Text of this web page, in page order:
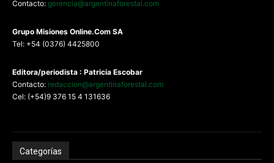
Contacto: gerencia@argentinaforestal.com
Grupo Misiones Online.Com SA
Tel: +54 (0376) 4425800
Editora/periodista : Patricia Escobar
Contacto: redaccion@argentinaforestal.com
Cel: (+54)9 376 15 4 131636
Categorías